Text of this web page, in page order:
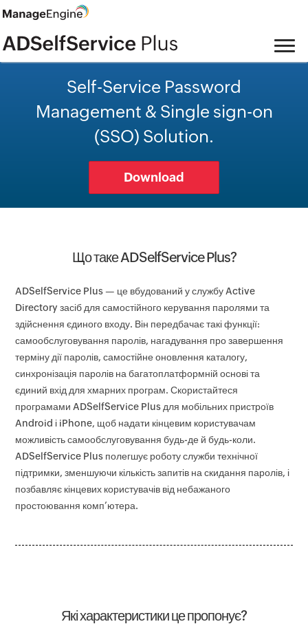
Self-Service Password
Management & Single sign-on
(SSO) Solution.
Download
Що таке ADSelfService Plus?
ADSelfService Plus — це вбудований у службу Active
Directory засіб для самостійного керування паролями та
здійснення єдиного входу. Він передбачає такі функції:
самообслуговування паролів, нагадування про завершення
терміну дії паролів, самостійне оновлення каталогу,
синхронізація паролів на багатоплатформній основі та
єдиний вхід для хмарних програм. Скористайтеся
програмами ADSelfService Plus для мобільних пристроїв
Android і iPhone, щоб надати кінцевим користувачам
можливість самообслуговування будь-де й будь-коли.
ADSelfService Plus полегшує роботу служби технічної
підтримки, зменшуючи кількість запитів на скидання паролів, і
позбавляє кінцевих користувачів від небажаного
простоювання комп’ютера.
Які характеристики це пропонує?